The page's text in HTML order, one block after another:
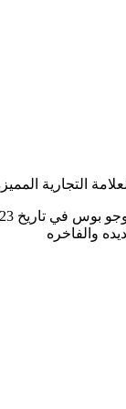
التجارية المميزة
والفاخره